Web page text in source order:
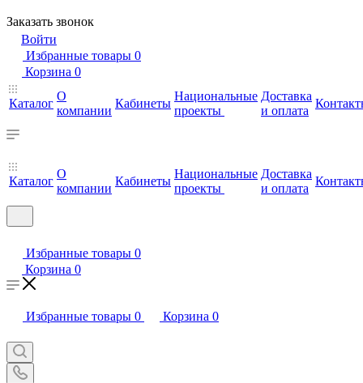
Заказать звонок
Войти
Избранные товары 0
Корзина 0
Каталог
О
компании
Кабинеты
Национальные
проекты
Доставка
и оплата
Каталог
О
компании
Кабинеты
Национальные
проекты
Доставка
и оплата
Избранные товары 0
Корзина 0
Избранные товары 0 Корзина 0